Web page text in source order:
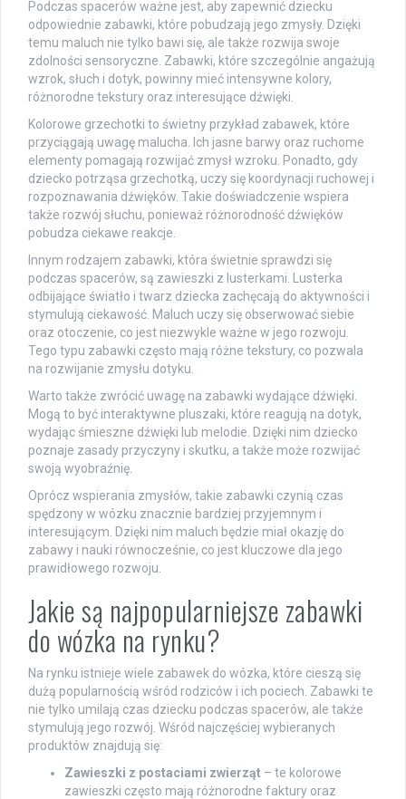
Podczas spacerów ważne jest, aby zapewnić dziecku
odpowiednie zabawki, które pobudzają jego zmysły. Dzięki
temu maluch nie tylko bawi się, ale także rozwija swoje
zdolności sensoryczne. Zabawki, które szczególnie angażują
wzrok, słuch i dotyk, powinny mieć intensywne kolory,
różnorodne tekstury oraz interesujące dźwięki.
Kolorowe grzechotki to świetny przykład zabawek, które
przyciągają uwagę malucha. Ich jasne barwy oraz ruchome
elementy pomagają rozwijać zmysł wzroku. Ponadto, gdy
dziecko potrząsa grzechotką, uczy się koordynacji ruchowej i
rozpoznawania dźwięków. Takie doświadczenie wspiera
także rozwój słuchu, ponieważ różnorodność dźwięków
pobudza ciekawe reakcje.
Innym rodzajem zabawki, która świetnie sprawdzi się
podczas spacerów, są zawieszki z lusterkami. Lusterka
odbijające światło i twarz dziecka zachęcają do aktywności i
stymulują ciekawość. Maluch uczy się obserwować siebie
oraz otoczenie, co jest niezwykle ważne w jego rozwoju.
Tego typu zabawki często mają różne tekstury, co pozwala
na rozwijanie zmysłu dotyku.
Warto także zwrócić uwagę na zabawki wydające dźwięki.
Mogą to być interaktywne pluszaki, które reagują na dotyk,
wydając śmieszne dźwięki lub melodie. Dzięki nim dziecko
poznaje zasady przyczyny i skutku, a także może rozwijać
swoją wyobraźnię.
Oprócz wspierania zmysłów, takie zabawki czynią czas
spędzony w wózku znacznie bardziej przyjemnym i
interesującym. Dzięki nim maluch będzie miał okazję do
zabawy i nauki równocześnie, co jest kluczowe dla jego
prawidłowego rozwoju.
Jakie są najpopularniejsze zabawki
do wózka na rynku?
Na rynku istnieje wiele zabawek do wózka, które cieszą się
dużą popularnością wśród rodziców i ich pociech. Zabawki te
nie tylko umilają czas dziecku podczas spacerów, ale także
stymulują jego rozwój. Wśród najczęściej wybieranych
produktów znajdują się:
Zawieszki z postaciami zwierząt – te kolorowe
zawieszki często mają różnorodne faktury oraz